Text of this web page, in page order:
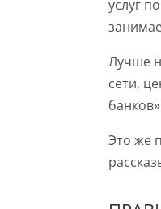
услуг
Лучше
сети,
банков»
Это же